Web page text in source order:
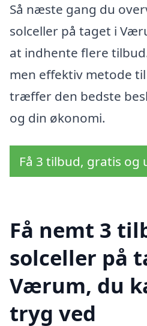
Så næste gang du
solceller på taget i
at indhente flere
men effektiv metode
træffer den bedste
og din økonomi.
Få 3 tilbud, gratis
Få nemt 3
solceller på
Værum, du
tryg ved